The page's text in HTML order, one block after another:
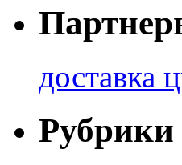
доставка
Рубрики